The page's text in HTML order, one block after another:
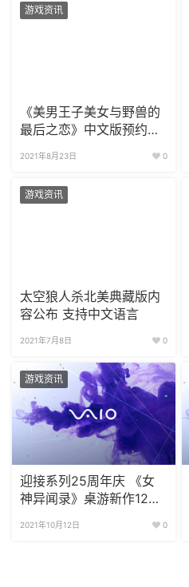
游戏资讯
《美男王子美女与野兽的
最后之恋》中文版预约正
2021年8月23日 0
游戏资讯
太空狼人杀北美典藏版内
容公布 支持中文语言
2021年7月8日 0
游戏资讯
迎接系列25周年庆 《女
神异闻录》桌游新作12月
2021年10月12日 0